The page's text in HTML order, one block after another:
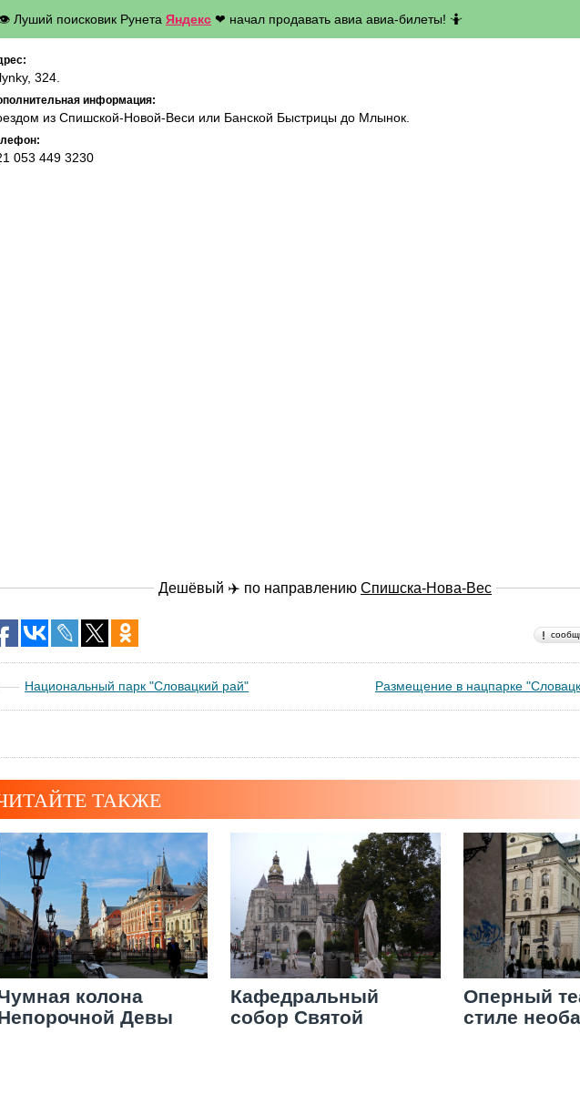
Луший поисковик Рунета Яндекс ❤ начал продавать авиа авиа-билеты! 🤷
324.
информация:
из Спишской-Новой-Веси или Банской Быстрицы до Млынок.
053 449 3230
Дешёвый ✈️ по направлению Спишска-Нова-Вес
Национальный парк "Словацкий рай" Размещение в нацпарке
ТАКЖЕ
колона
Девы
Кафедральный
собор Святой
Оперный
стиле